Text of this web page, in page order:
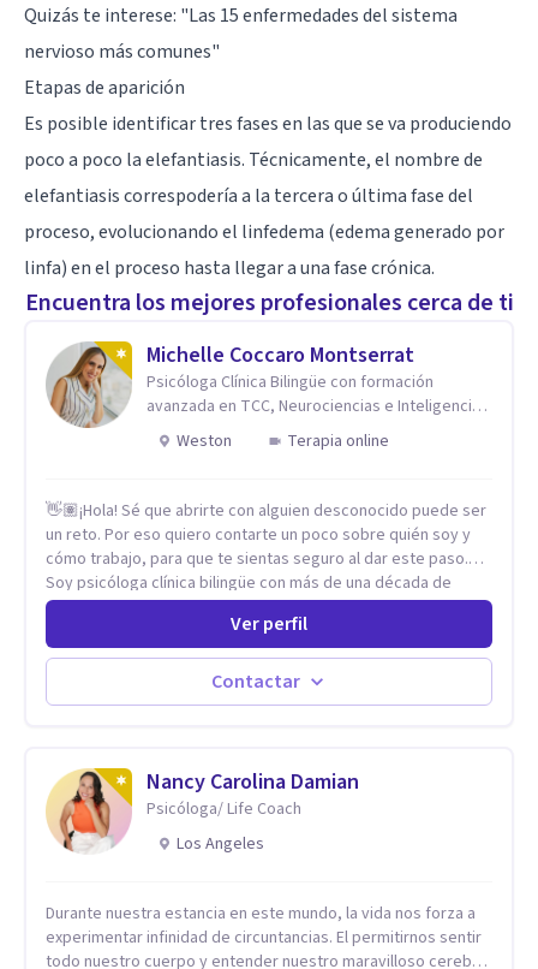
Quizás te interese: "Las 15 enfermedades del sistema
nervioso más comunes"
Etapas de aparición
Es posible identificar tres fases en las que se va produciendo
poco a poco la elefantiasis. Técnicamente, el nombre de
elefantiasis correspodería a la tercera o última fase del
proceso, evolucionando el linfedema (edema generado por
linfa) en el proceso hasta llegar a una fase crónica.
Encuentra los mejores profesionales cerca de ti
Michelle Coccaro Montserrat
Psicóloga Clínica Bilingüe con formación
avanzada en TCC, Neurociencias e Inteligencia
Emocional.
Weston Terapia online
👋🏽¡Hola! Sé que abrirte con alguien desconocido puede ser
un reto. Por eso quiero contarte un poco sobre quién soy y
cómo trabajo, para que te sientas seguro al dar este paso.
Soy psicóloga clínica bilingüe con más de una década de
experiencia. He dictado conferencias, escrito artículos y
ejercido como profesora universitaria. Un dato curioso: he
vivido en varios países y conozco de primera mano lo que
significa ser migrante, adaptarse a los cambios y empezar de
nuevo.
Ver perfil
Contactar
Nancy Carolina Damian
Psicóloga/ Life Coach
Los Angeles
Durante nuestra estancia en este mundo, la vida nos forza a
experimentar infinidad de circuntancias. El permitirnos sentir
todo nuestro cuerpo y entender nuestro maravilloso cerebro,